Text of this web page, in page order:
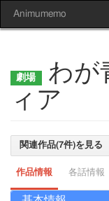
Animumemo
わが
ィア
関連作品(7件)を見る
作品情報 各話情報